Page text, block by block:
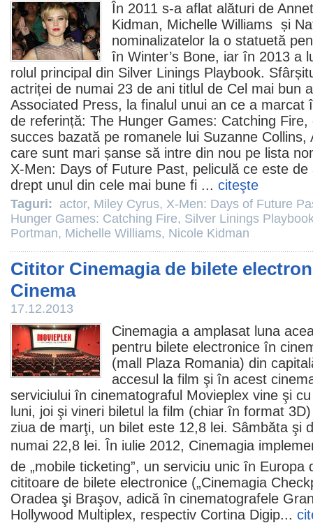
În 2011 s-a aflat alături de
Kidman, Michelle Williams și
nominalizatelor la o statuetă
în Winter’s Bone, iar în 2013 a
rolul principal din Silver Linings Playbook.
actriței de numai 23 de ani titlul de Cel mai bun
Associated Press, la finalul unui an ce a marcat
de referință: The Hunger Games: Catching Fire,
succes bazată pe romanele lui Suzanne Collins,
care sunt mari șanse să intre din nou pe lista
X-Men: Days of Future Past, peliculă ce este
drept unul din cele mai bune fi ... citeşte
Taguri: actor, Miley Cyrus, X-Men: Days of Future
Hunger Games: Catching Fire, Silver Linings
Portman, Michelle Williams, Nicole Kidman
Cititor Cinemagia de bilete
Cinema
17.12.2013
Cinemagia a amplasat luna
pentru bilete electronice în
(mall Plaza Romania) din
accesul la film şi în acest
serviciului în cinematograful Movieplex vine şi
luni, joi şi vineri biletul la film (chiar în format
ziua de marţi, un bilet este 12,8 lei. Sâmbăta şi
numai 22,8 lei. În iulie 2012, Cinemagia
de „mobile ticketing”, un serviciu unic în Europa
cititoare de bilete electronice („Cinemagia
Oradea şi Braşov, adică în cinematografele
Hollywood Multiplex, respectiv Cortina Digip...